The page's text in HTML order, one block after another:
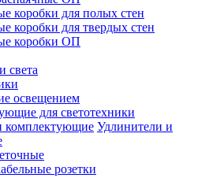
коробки для полых стен
коробки для твердых стен
коробки ОП
света
освещением
для светотехники
Удлинители и
розетки